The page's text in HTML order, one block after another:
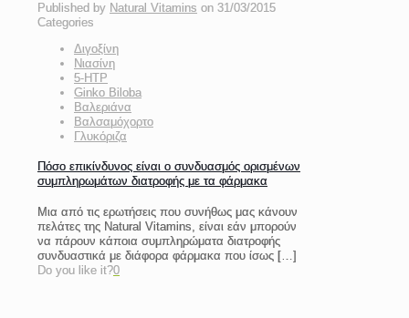
Published by Natural Vitamins on 31/03/2015
Categories
Διγοξίνη
Νιασίνη
5-HTP
Ginko Biloba
Βαλεριάνα
Βαλσαμόχορτο
Γλυκόριζα
Πόσο επικίνδυνος είναι ο συνδυασμός ορισμένων
συμπληρωμάτων διατροφής με τα φάρμακα
Μια από τις ερωτήσεις που συνήθως μας κάνουν
πελάτες της Natural Vitamins, είναι εάν μπορούν
να πάρουν κάποια συμπληρώματα διατροφής
συνδυαστικά με διάφορα φάρμακα που ίσως […]
Do you like it?0